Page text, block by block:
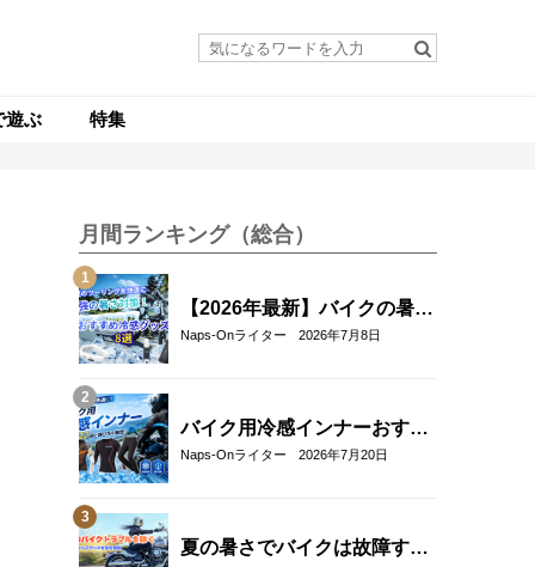
遊ぶ 特集
月間ランキング（総合）
【2026年最新】バイクの暑さ
対策・冷感グッズおすすめ8
Naps-Onライター 2026年7月8日
バイク用冷感インナーおすす
め22選！夏のツーリングを快
Naps-Onライター 2026年7月20日
夏の暑さでバイクは故障す